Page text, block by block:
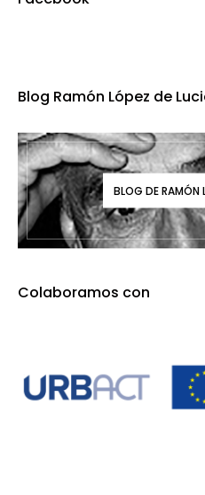
Blog Ramón López de
BLOG DE RAMÓN
Colaboramos con